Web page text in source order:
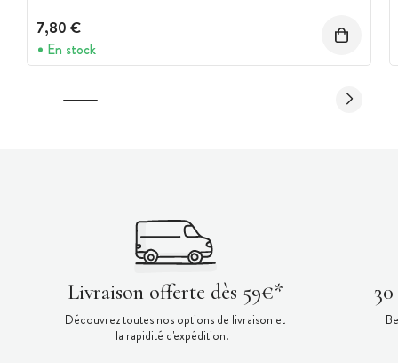
7,80 €
En stock
Livraison offerte dès 59€*
Découvrez toutes nos options de livraison et
la rapidité d'expédition.